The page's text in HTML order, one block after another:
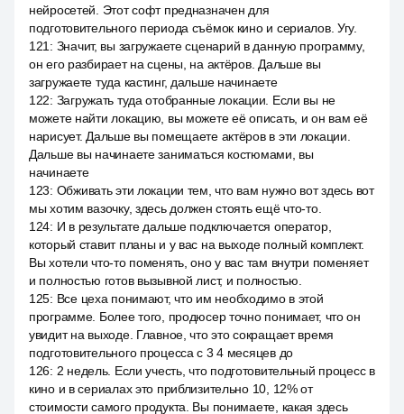
нейросетей. Этот софт предназначен для
подготовительного периода съёмок кино и сериалов. Угу.
121 : Значит, вы загружаете сценарий в данную программу,
он его разбирает на сцены, на актёров. Дальше вы
загружаете туда кастинг, дальше начинаете
122: Загружать туда отобранные локации. Если вы не
можете найти локацию, вы можете её описать, и он вам её
нарисует. Дальше вы помещаете актёров в эти локации.
Дальше вы начинаете заниматься костюмами, вы
начинаете
123: Обживать эти локации тем, что вам нужно вот здесь вот
мы хотим вазочку, здесь должен стоять ещё что-то.
124: И в результате дальше подключается оператор,
который ставит планы и у вас на выходе полный комплект.
Вы хотели что-то поменять, оно у вас там внутри поменяет
и полностью готов вызывной лист, и полностью.
125: Все цеха понимают, что им необходимо в этой
программе. Более того, продюсер точно понимает, что он
увидит на выходе. Главное, что это сокращает время
подготовительного процесса с 3 4 месяцев до
126: 2 недель. Если учесть, что подготовительный процесс в
кино и в сериалах это приблизительно 10, 12% от
стоимости самого продукта. Вы понимаете, какая здесь